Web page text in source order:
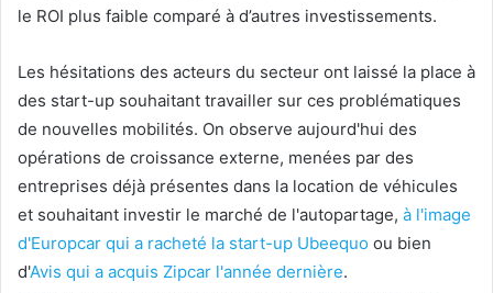
le ROI plus faible comparé à d’autres investissements.
Les hésitations des acteurs du secteur ont laissé la place à
des start-up souhaitant travailler sur ces problématiques
de nouvelles mobilités. On observe aujourd'hui des
opérations de croissance externe, menées par des
entreprises déjà présentes dans la location de véhicules
et souhaitant investir le marché de l'autopartage, à l'image
d'Europcar qui a racheté la start-up Ubeequo ou bien
d'Avis qui a acquis Zipcar l'année dernière.